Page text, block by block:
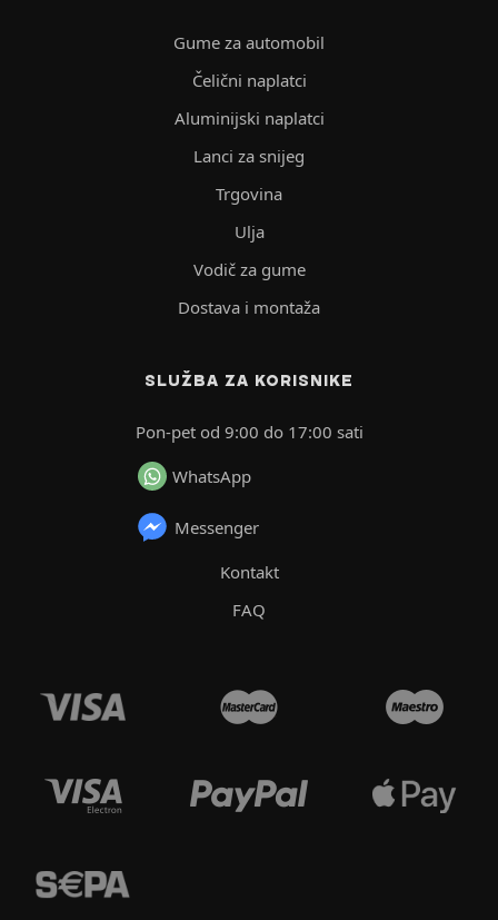
Gume za automobil
Čelični naplatci
Aluminijski naplatci
Lanci za snijeg
Trgovina
Ulja
Vodič za gume
Dostava i montaža
SLUŽBA ZA KORISNIKE
Pon-pet od 9:00 do 17:00 sati
WhatsApp
Messenger
Kontakt
FAQ